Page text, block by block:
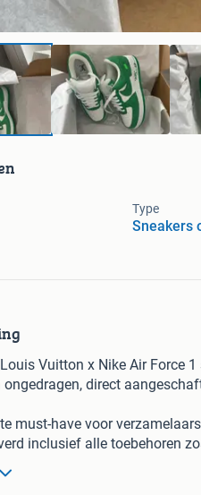
Type
Sneakers
Vuitton x Nike Air Force
ongedragen, direct
must-have voor
inclusief alle toebehoren